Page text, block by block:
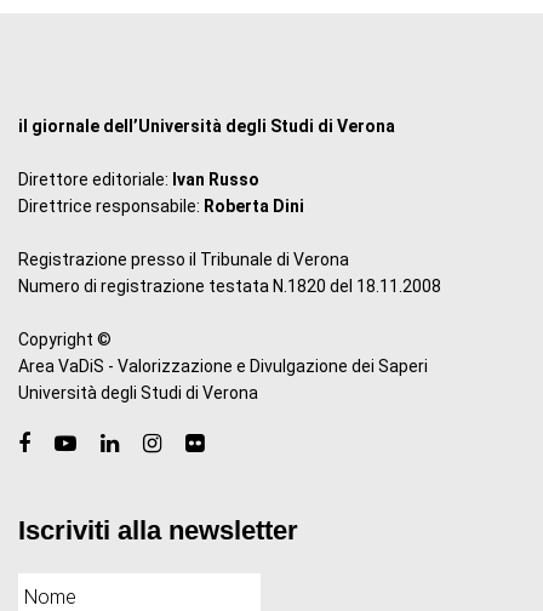
il giornale dell’Università degli Studi di Verona
Direttore editoriale: Ivan Russo
Direttrice responsabile: Roberta Dini
Registrazione presso il Tribunale di Verona
Numero di registrazione testata N.1820 del 18.11.2008
Copyright ©
Area VaDiS - Valorizzazione e Divulgazione dei Saperi
Università degli Studi di Verona
Iscriviti alla newsletter